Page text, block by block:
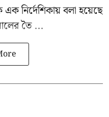
নির্দেশিকায় বলা হয়েছে
তৈ ...